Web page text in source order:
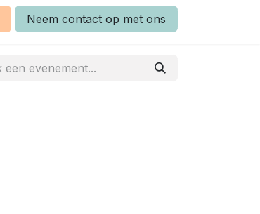
Neem contact op met ons